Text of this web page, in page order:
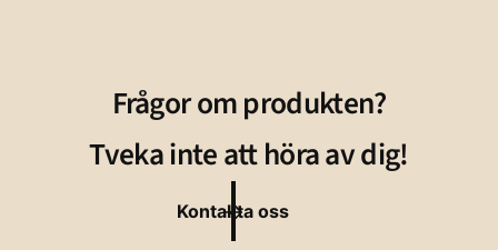
Frågor om produkten?
Tveka inte att höra av dig!
Kontakta oss